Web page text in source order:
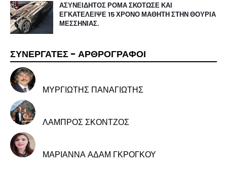
ΑΣΥΝΕΙΔΗΤΟΣ ΡΟΜΑ ΣΚΟΤΩΣΕ ΚΑΙ
ΕΓΚΑΤΕΛΕΙΨΕ 15 ΧΡΟΝΟ ΜΑΘΗΤΗ ΣΤΗΝ ΘΟΥΡΙΑ
ΜΕΣΣΗΝΙΑΣ.
ΣΥΝΕΡΓΑΤΕΣ - ΑΡΘΡΟΓΡΑΦΟΙ
ΜΥΡΓΙΩΤΗΣ ΠΑΝΑΓΙΩΤΗΣ
ΛΑΜΠΡΟΣ ΣΚΟΝΤΖΟΣ
ΜΑΡΙΑΝΝΑ ΑΔΑΜ ΓΚΡΟΓΚΟΥ